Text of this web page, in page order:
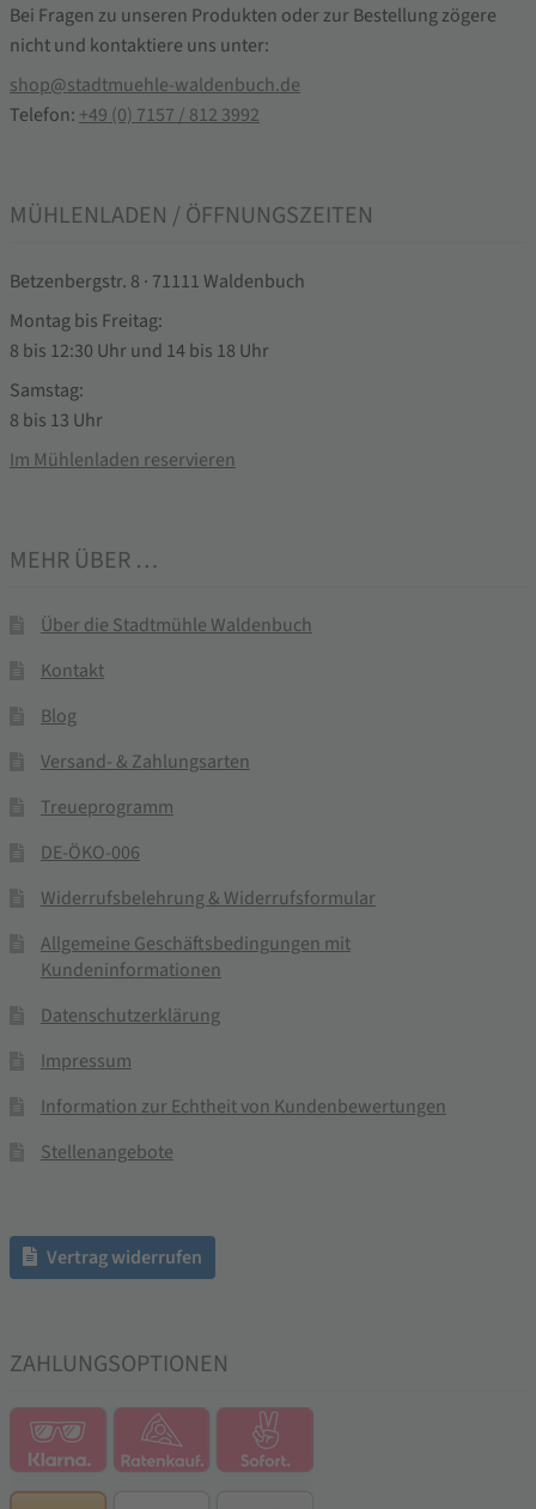
Bei Fragen zu unseren Produkten oder zur Bestellung zögere
nicht und kontaktiere uns unter:
shop@stadtmuehle-waldenbuch.de
Telefon: +49 (0) 7157 / 812 3992
MÜHLENLADEN / ÖFFNUNGSZEITEN
Betzenbergstr. 8 · 71111 Waldenbuch
Montag bis Freitag:
8 bis 12:30 Uhr und 14 bis 18 Uhr
Samstag:
8 bis 13 Uhr
Im Mühlenladen reservieren
MEHR ÜBER …
Über die Stadtmühle Waldenbuch
Kontakt
Blog
Versand- & Zahlungsarten
Treueprogramm
DE-ÖKO-006
Widerrufsbelehrung & Widerrufsformular
Allgemeine Geschäftsbedingungen mit
Kundeninformationen
Datenschutzerklärung
Impressum
Information zur Echtheit von Kundenbewertungen
Stellenangebote
Vertrag widerrufen
ZAHLUNGSOPTIONEN